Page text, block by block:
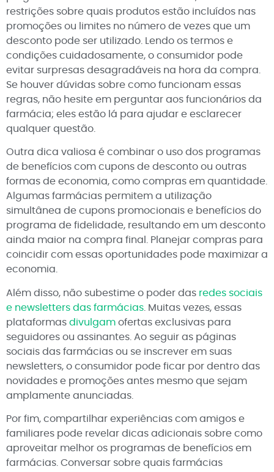
restrições sobre quais produtos estão incluídos nas
promoções ou limites no número de vezes que um
desconto pode ser utilizado. Lendo os termos e
condições cuidadosamente, o consumidor pode
evitar surpresas desagradáveis na hora da compra.
Se houver dúvidas sobre como funcionam essas
regras, não hesite em perguntar aos funcionários da
farmácia; eles estão lá para ajudar e esclarecer
qualquer questão.
Outra dica valiosa é combinar o uso dos programas
de benefícios com cupons de desconto ou outras
formas de economia, como compras em quantidade.
Algumas farmácias permitem a utilização
simultânea de cupons promocionais e benefícios do
programa de fidelidade, resultando em um desconto
ainda maior na compra final. Planejar compras para
coincidir com essas oportunidades pode maximizar a
economia.
Além disso, não subestime o poder das redes sociais
e newsletters das farmácias . Muitas vezes, essas
plataformas divulgam ofertas exclusivas para
seguidores ou assinantes. Ao seguir as páginas
sociais das farmácias ou se inscrever em suas
newsletters, o consumidor pode ficar por dentro das
novidades e promoções antes mesmo que sejam
amplamente anunciadas.
Por fim, compartilhar experiências com amigos e
familiares pode revelar dicas adicionais sobre como
aproveitar melhor os programas de benefícios em
farmácias. Conversar sobre quais farmácias